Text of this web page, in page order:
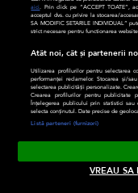
a1.ro
antenastars.ro
as.ro
deparinti.ro
medicool.ro
observatornews.ro
aici. Prin click pe “ACCEPT TOATE”,
acceptul dvs. cu privire la stocarea/
SA MODIFIC SETARILE INDIVIDUAL”
strict necesare pentru functionarea
Atât noi, cât și partenerii
Utilizarea profilurilor pentru selectarea
performanței reclamelor. Stocarea și/
selectarea publicității personalizate.
Crearea profilurilor pentru publicitate
Înțelegerea publicului prin statistici
selecta conținutul. Date precise de
Listă parteneri (furnizori)
VREAU SA